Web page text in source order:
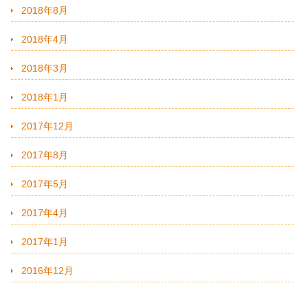
2018年8月
2018年4月
2018年3月
2018年1月
2017年12月
2017年8月
2017年5月
2017年4月
2017年1月
2016年12月